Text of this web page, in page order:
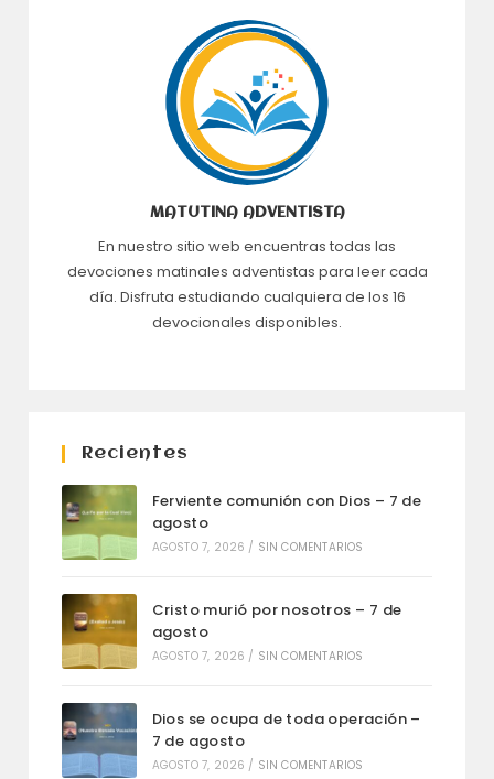
MATUTINA ADVENTISTA
En nuestro sitio web encuentras todas las
devociones matinales adventistas para leer cada
día. Disfruta estudiando cualquiera de los 16
devocionales disponibles.
Recientes
Ferviente comunión con Dios – 7 de
agosto
AGOSTO 7, 2026 / SIN COMENTARIOS
Cristo murió por nosotros – 7 de
agosto
AGOSTO 7, 2026 / SIN COMENTARIOS
Dios se ocupa de toda operación –
7 de agosto
AGOSTO 7, 2026 / SIN COMENTARIOS